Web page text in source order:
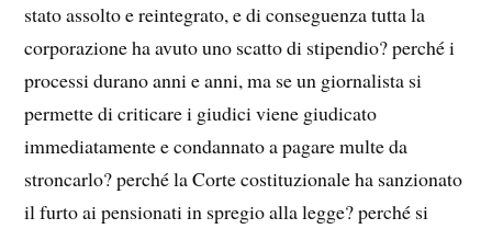
stato assolto e reintegrato, e di conseguenza tutta la
corporazione ha avuto uno scatto di stipendio? perché i
processi durano anni e anni, ma se un giornalista si
permette di criticare i giudici viene giudicato
immediatamente e condannato a pagare multe da
stroncarlo? perché la Corte costituzionale ha sanzionato
il furto ai pensionati in spregio alla legge? perché si